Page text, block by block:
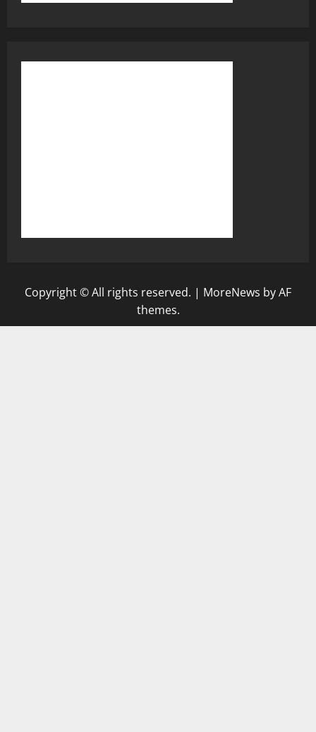
Copyright © All rights reserved. | MoreNews by AF
themes.